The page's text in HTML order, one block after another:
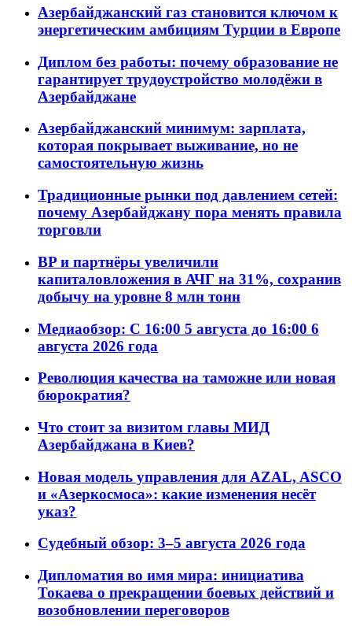
Азербайджанский газ становится ключом к
энергетическим амбициям Турции в Европе
Диплом без работы: почему образование не
гарантирует трудоустройство молодёжи в
Азербайджане
Азербайджанский минимум: зарплата,
которая покрывает выживание, но не
самостоятельную жизнь
Традиционные рынки под давлением сетей:
почему Азербайджану пора менять правила
торговли
BP и партнёры увеличили
капиталовложения в АЧГ на 31%, сохранив
добычу на уровне 8 млн тонн
Медиаобзор: С 16:00 5 августа до 16:00 6
августа 2026 года
Революция качества на таможне или новая
бюрократия?
Что стоит за визитом главы МИД
Азербайджана в Киев?
Новая модель управления для AZAL, ASCO
и «Азеркосмоса»: какие изменения несёт
указ?
Судебный обзор: 3–5 августа 2026 года
Дипломатия во имя мира: инициатива
Токаева о прекращении боевых действий и
возобновлении переговоров